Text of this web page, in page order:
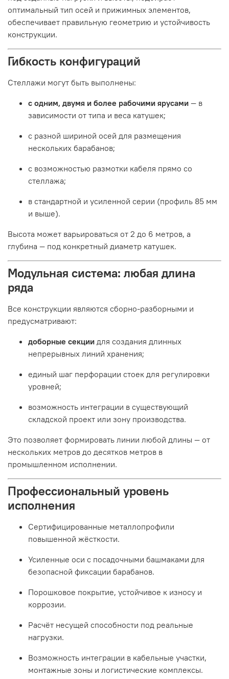
оптимальный тип осей и прижимных элементов,
обеспечивает правильную геометрию и устойчивость
конструкции.
Гибкость конфигураций
Стеллажи могут быть выполнены:
с одним, двумя и более рабочими ярусами — в
зависимости от типа и веса катушек;
с разной шириной осей для размещения
нескольких барабанов;
с возможностью размотки кабеля прямо со
стеллажа;
в стандартной и усиленной серии (профиль 85 мм
и выше).
Высота может варьироваться от 2 до 6 метров, а
глубина — под конкретный диаметр катушек.
Модульная система: любая длина
ряда
Все конструкции являются сборно-разборными и
предусматривают:
доборные секции для создания длинных
непрерывных линий хранения;
единый шаг перфорации стоек для регулировки
уровней;
возможность интеграции в существующий
складской проект или зону производства.
Это позволяет формировать линии любой длины — от
нескольких метров до десятков метров в
промышленном исполнении.
Профессиональный уровень
исполнения
Сертифицированные металлопрофили
повышенной жёсткости.
Усиленные оси с посадочными башмаками для
безопасной фиксации барабанов.
Порошковое покрытие, устойчивое к износу и
коррозии.
Расчёт несущей способности под реальные
нагрузки.
Возможность интеграции в кабельные участки,
монтажные зоны и логистические комплексы.